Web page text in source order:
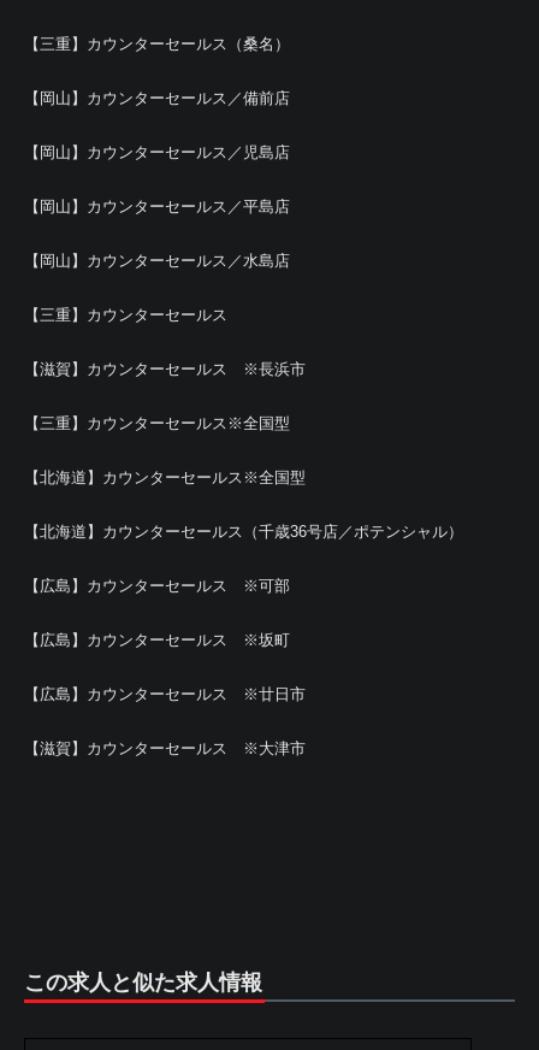
【三重】カウンターセールス（桑名）
【岡山】カウンターセールス／備前店
【岡山】カウンターセールス／児島店
【岡山】カウンターセールス／平島店
【岡山】カウンターセールス／水島店
【三重】カウンターセールス
【滋賀】カウンターセールス ※長浜市
【三重】カウンターセールス※全国型
【北海道】カウンターセールス※全国型
【北海道】カウンターセールス（千歳36号店／ポテンシャル）
【広島】カウンターセールス ※可部
【広島】カウンターセールス ※坂町
【広島】カウンターセールス ※廿日市
【滋賀】カウンターセールス ※大津市
この求人と似た求人情報